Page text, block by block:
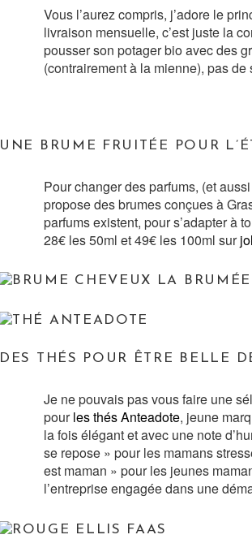
Vous l’aurez compris, j’adore le
livraison mensuelle, c’est juste la
pousser son potager bio avec des
(contrairement à la mienne), pas
UNE BRUME FRUITÉE POUR
Pour changer des parfums, (et
propose des brumes conçues à
parfums existent, pour s’adapter à
28€ les 50ml et 49€ les 100ml sur
DES THÉS POUR ÊTRE BELLE
Je ne pouvais pas vous faire une
pourles thés Anteadote, jeune
la fois élégant et avec une note
se repose » pour les mamans
est maman » pour les jeunes
l’entreprise engagée dans une